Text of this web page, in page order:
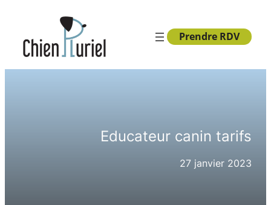
contenu
Prendre RDV
Educateur canin tarifs
27 janvier 2023